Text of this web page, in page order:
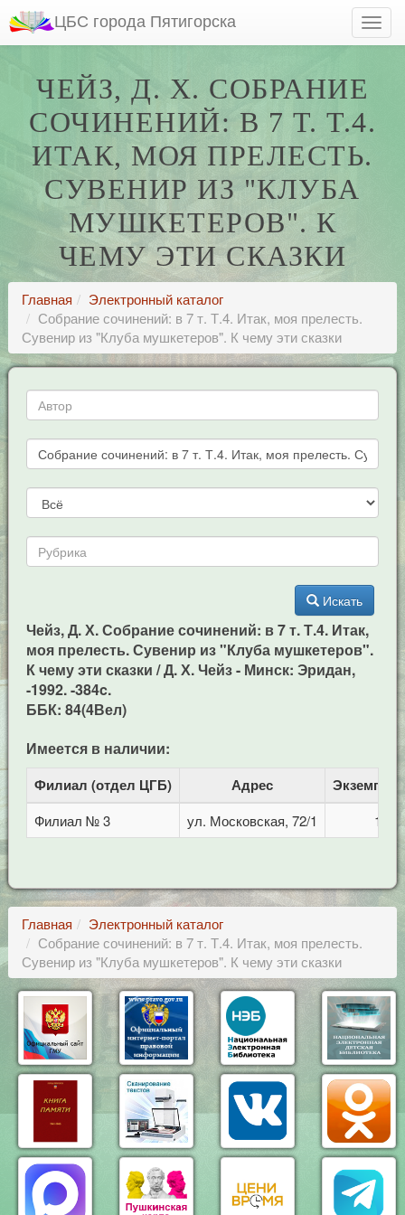
ЦБС города Пятигорска
ЧЕЙЗ, Д. Х. СОБРАНИЕ
СОЧИНЕНИЙ: В 7 Т. Т.4.
ИТАК, МОЯ ПРЕЛЕСТЬ.
СУВЕНИР ИЗ "КЛУБА
МУШКЕТЕРОВ". К
ЧЕМУ ЭТИ СКАЗКИ
Главная
Электронный каталог
Собрание сочинений: в 7 т. Т.4. Итак, моя прелесть.
Сувенир из "Клуба мушкетеров". К чему эти сказки
Искать
Чейз, Д. Х. Собрание сочинений: в 7 т. Т.4. Итак,
моя прелесть. Сувенир из "Клуба мушкетеров".
К чему эти сказки / Д. Х. Чейз - Минск: Эридан,
-1992. -384c.
ББК: 84(4Вел)
Имеется в наличии:
Филиал (отдел ЦГБ) Адрес
Филиал № 3 ул. Московская, 72/1 1
Главная
Электронный каталог
Собрание сочинений: в 7 т. Т.4. Итак, моя прелесть.
Сувенир из "Клуба мушкетеров". К чему эти сказки